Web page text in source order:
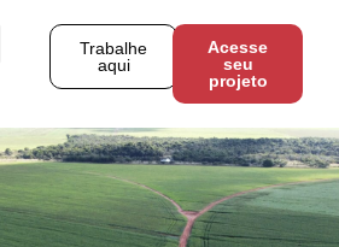
Trabalhe
aqui
Acesse
seu
projeto